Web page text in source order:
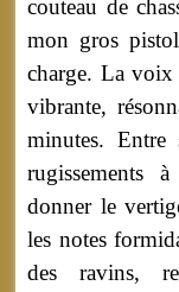
couteau de
mon gros
charge. La voix
vibrante,
minutes. Entre
rugissements
donner le
les notes
des ravins,